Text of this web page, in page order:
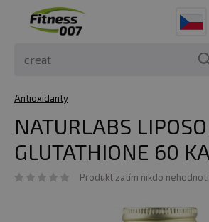
Antioxidanty
NATURLABS
GLUTATHIONE 60
Produkt zatím nikdo